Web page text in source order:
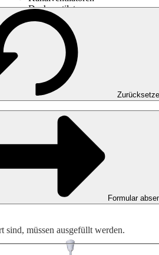
Dachventilatoren
Entrauchung, Rauchfreihaltung
Impulsventilatoren
Explosionsgeschützte Ventilatoren
Messen. Steuern. Regeln.
Luftbehandlung
Mechanisches Zubehör
Formular
sind, müssen ausgefüllt werden.